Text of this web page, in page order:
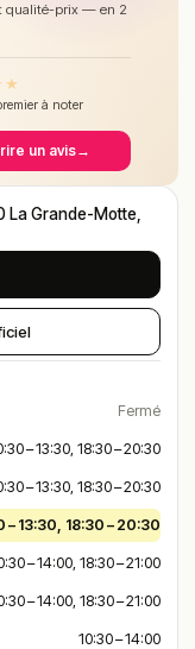
qualité-prix — en 2
★
à noter
un avis→
La Grande-Motte,
Fermé
– 13:30, 18:30 – 20:30
– 13:30, 18:30 – 20:30
– 13:30, 18:30 – 20:30
– 14:00, 18:30 – 21:00
– 14:00, 18:30 – 21:00
10:30 – 14:00